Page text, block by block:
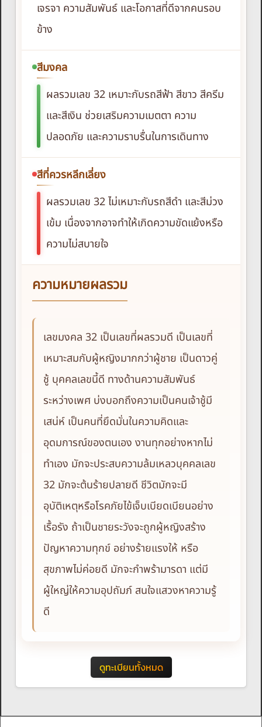
เจรจา ความสัมพันธ์ และโอกาสที่ดีจากคนรอบ
ข้าง
สีมงคล
ผลรวมเลข 32 เหมาะกับรถสีฟ้า สีขาว สีครีม
และสีเงิน ช่วยเสริมความเมตตา ความ
ปลอดภัย และความราบรื่นในการเดินทาง
สีที่ควรหลีกเลี่ยง
ผลรวมเลข 32 ไม่เหมาะกับรถสีดำ และสีม่วง
เข้ม เนื่องจากอาจทำให้เกิดความขัดแย้งหรือ
ความไม่สบายใจ
ความหมายผลรวม
เลขมงคล 32 เป็นเลขที่ผลรวมดี เป็นเลขที่
เหมาะสมกับผู้หญิงมากกว่าผู้ชาย เป็นดาวคู่
ชู้ บุคคลเลขนี้ดี ทางด้านความสัมพันธ์
ระหว่างเพศ บ่งบอกถึงความเป็นคนเจ้าชู้มี
เสน่ห์ เป็นคนที่ยึดมั่นในความคิดและ
อุดมการณ์ของตนเอง งานทุกอย่างหากไม่
ทำเอง มักจะประสบความล้มเหลวบุคคลเลข
32 มักจะต้นร้ายปลายดี ชีวิตมักจะมี
อุบัติเหตุหรือโรคภัยไข้เจ็บเบียดเบียนอย่าง
เรื้อรัง ถ้าเป็นชายระวังจะถูกผู้หญิงสร้าง
ปัญหาความทุกข์ อย่างร้ายแรงให้ หรือ
สุขภาพไม่ค่อยดี มักจะกำพร้ามารดา แต่มี
ผู้ใหญ่ให้ความอุปถัมภ์ สนใจแสวงหาความรู้
ดี
ดูทะเบียนทั้งหมด